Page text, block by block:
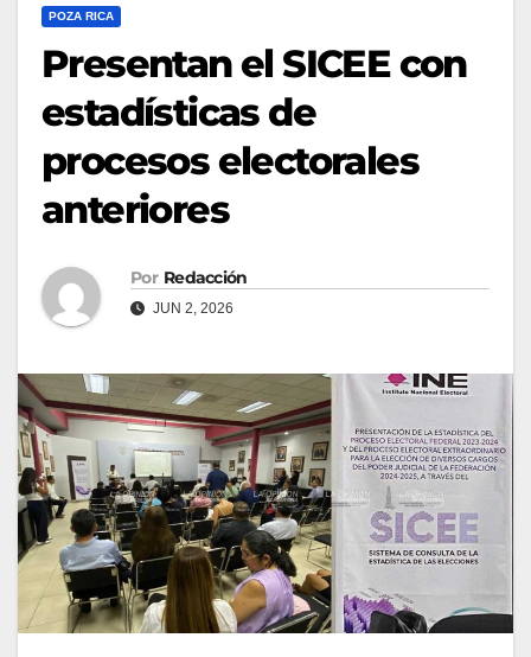
POZA RICA
Presentan el SICEE con
estadísticas de
procesos electorales
anteriores
Por Redacción
JUN 2, 2026